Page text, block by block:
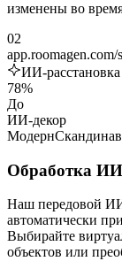
изменены во
02
app.roomagen.com/
ИИ-
78%
До
ИИ-декор
Модерн
Обработка ИИ
Наш передовой
автоматически
Выбирайте
объектов или